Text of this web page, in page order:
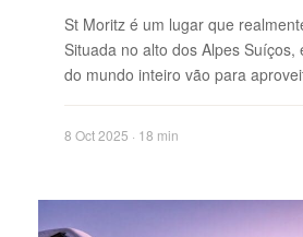
St Moritz é um lugar que
Situada no alto dos Alpes Suíços,
do mundo inteiro vão para
pistas são de primeira linha,
8 Oct 2025 · 18 min